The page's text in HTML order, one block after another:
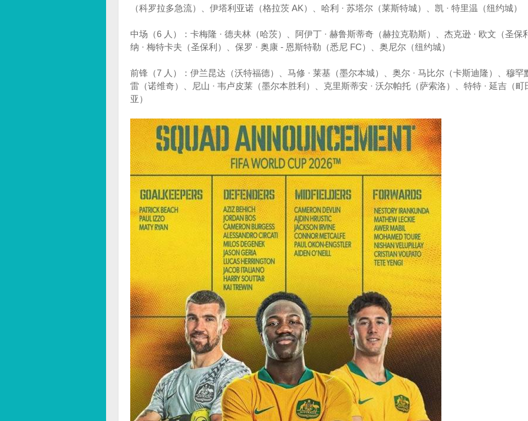
（科罗拉多急流）、伊塔利亚诺（格拉茨 AK）、哈利 · 苏塔尔（莱斯特城）、凯 · 特里温（纽约城）
中场（6 人）：卡梅隆 · 德夫林（哈茨）、阿伊丁 · 赫鲁斯蒂奇（赫拉克勒斯）、杰克逊 · 欧文（圣保
纳 · 梅特卡夫（圣保利）、保罗 · 奥康 - 恩斯特勒（悉尼 FC）、奥尼尔（纽约城）
前锋（7 人）：伊兰昆达（沃特福德）、马修 · 莱基（墨尔本城）、奥尔 · 马比尔（卡斯迪隆）、穆罕
雷（诺维奇）、尼山 · 韦卢皮莱（墨尔本胜利）、克里斯蒂安 · 沃尔帕托（萨索洛）、特特 · 延吉（町
亚）